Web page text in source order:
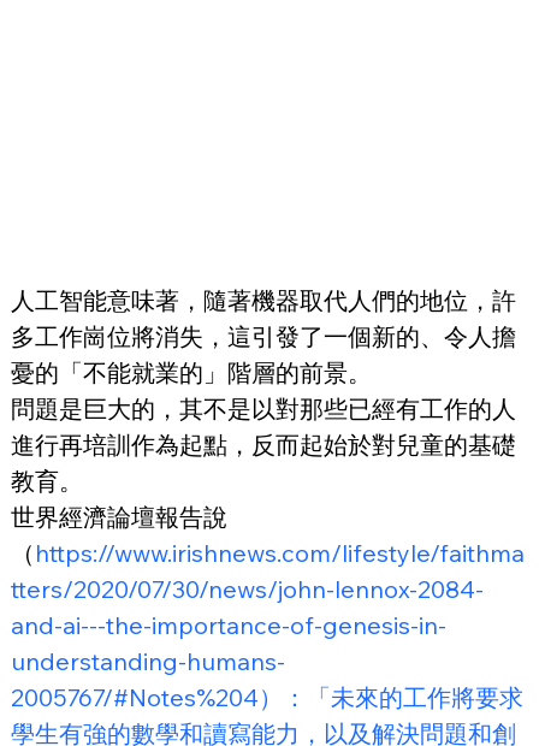
人工智能意味著，隨著機器取代人們的地位，許
多工作崗位將消失，這引發了一個新的、令人擔
憂的「不能就業的」階層的前景。
問題是巨大的，其不是以對那些已經有工作的人
進行再培訓作為起點，反而起始於對兒童的基礎
教育。
世界經濟論壇報告說
（ https://www.irishnews.com/lifestyle/faithma
tters/2020/07/30/news/john-lennox-2084-
and-ai---the-importance-of-genesis-in-
understanding-humans-
2005767/#Notes%204）：「未來的工作將要求
學生有強的數學和讀寫能力，以及解決問題和創